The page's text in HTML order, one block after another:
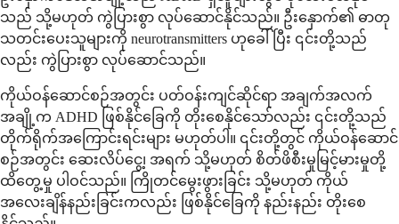
သည် သို့မဟုတ် ကွဲပြားစွာ လုပ်ဆောင်နိုင်သည်။ ဦးနှောက်၏ ဓာတု
သတင်းပေးသူများကို neurotransmitters ဟုခေါ်ပြီး ၎င်းတို့သည်
လည်း ကွဲပြားစွာ လုပ်ဆောင်သည်။
ကိုယ်ဝန်ဆောင်စဉ်အတွင်း ပတ်ဝန်းကျင်ဆိုင်ရာ အချက်အလက်
အချို့က ADHD ဖြစ်နိုင်ခြေကို တိုးစေနိုင်သော်လည်း ၎င်းတို့သည်
တိုက်ရိုက်အကြောင်းရင်းများ မဟုတ်ပါ။ ၎င်းတို့တွင် ကိုယ်ဝန်ဆောင်
စဉ်အတွင်း ဆေးလိပ်ငွေ့၊ အရက် သို့မဟုတ် စိတ်ဖိစီးမှုမြင့်မားမှုတို့
ထိတွေ့မှု ပါဝင်သည်။ ကြိုတင်မွေးဖွားခြင်း သို့မဟုတ် ကိုယ်
အလေးချိန်နည်းခြင်းကလည်း ဖြစ်နိုင်ခြေကို နည်းနည်း တိုးစေ